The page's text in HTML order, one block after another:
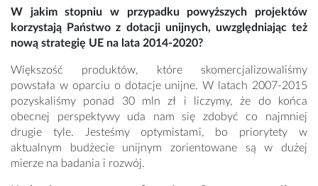
W jakim stopniu w przypadku powyższych projektów
korzystają Państwo z dotacji unijnych, uwzględniając też
nową strategię UE na lata 2014-2020?
Większość produktów, które skomercjalizowaliśmy
powstała w oparciu o dotacje unijne. W latach 2007-2015
pozyskaliśmy ponad 30 mln zł i liczymy, że do końca
obecnej perspektywy uda nam się zdobyć co najmniej
drugie tyle. Jesteśmy optymistami, bo priorytety w
aktualnym budżecie unijnym zorientowane są w dużej
mierze na badania i rozwój.